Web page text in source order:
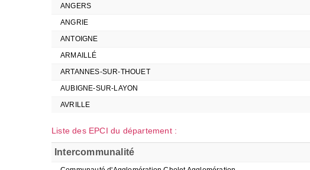
ANGERS
ANGRIE
ANTOIGNE
ARMAILLÉ
ARTANNES-SUR-THOUET
AUBIGNE-SUR-LAYON
AVRILLE
Liste des EPCI du département :
Intercommunalité